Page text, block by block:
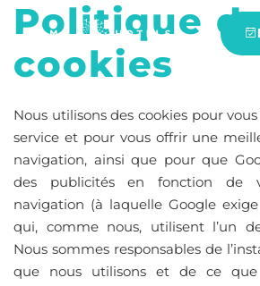
Politique
cookies
Nous utilisons des cookies pour
service et pour vous offrir une
navigation, ainsi que pour que
des publicités en fonction de
navigation (à laquelle Google
qui, comme nous, utilisent l’un
Nous sommes responsables de
que nous utilisons et de ce que